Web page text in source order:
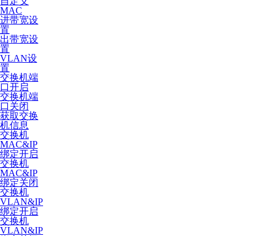
MAC
进带宽设
置
出带宽设
置
VLAN设
置
交换机端
口开启
交换机端
口关闭
获取交换
机信息
交换机
MAC&IP
绑定开启
交换机
MAC&IP
绑定关闭
交换机
VLAN&IP
绑定开启
交换机
VLAN&IP